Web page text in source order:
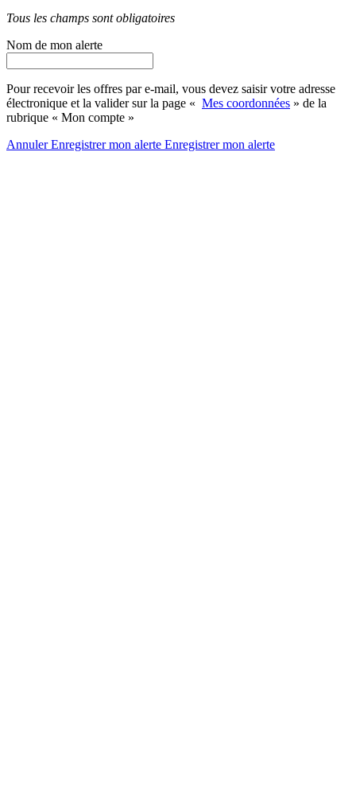
Tous les champs sont obligatoires
Nom de mon alerte
Pour recevoir les offres par e-mail, vous devez saisir votre adresse
électronique et la valider sur la page « Mes coordonnées » de la
rubrique « Mon compte »
AnnulerEnregistrer mon alerte Enregistrermon alerte